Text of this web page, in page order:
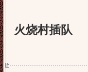
火烧村插队